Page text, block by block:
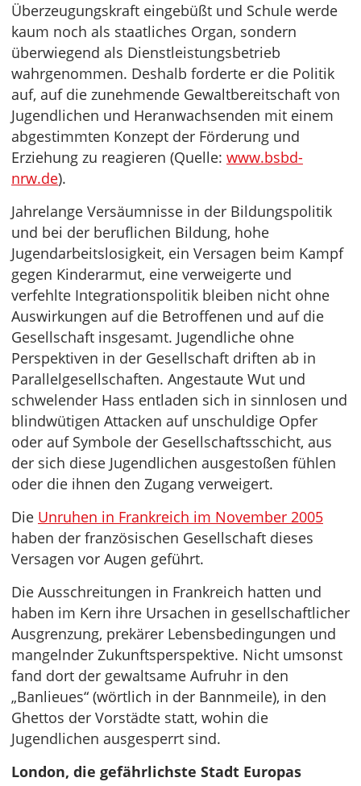
Überzeugungskraft eingebüßt und Schule werde
kaum noch als staatliches Organ, sondern
überwiegend als Dienstleistungsbetrieb
wahrgenommen. Deshalb forderte er die Politik
auf, auf die zunehmende Gewaltbereitschaft von
Jugendlichen und Heranwachsenden mit einem
abgestimmten Konzept der Förderung und
Erziehung zu reagieren (Quelle: www.bsbd-
nrw.de).
Jahrelange Versäumnisse in der Bildungspolitik
und bei der beruflichen Bildung, hohe
Jugendarbeitslosigkeit, ein Versagen beim Kampf
gegen Kinderarmut, eine verweigerte und
verfehlte Integrationspolitik bleiben nicht ohne
Auswirkungen auf die Betroffenen und auf die
Gesellschaft insgesamt. Jugendliche ohne
Perspektiven in der Gesellschaft driften ab in
Parallelgesellschaften. Angestaute Wut und
schwelender Hass entladen sich in sinnlosen und
blindwütigen Attacken auf unschuldige Opfer
oder auf Symbole der Gesellschaftsschicht, aus
der sich diese Jugendlichen ausgestoßen fühlen
oder die ihnen den Zugang verweigert.
Die Unruhen in Frankreich im November 2005
haben der französischen Gesellschaft dieses
Versagen vor Augen geführt.
Die Ausschreitungen in Frankreich hatten und
haben im Kern ihre Ursachen in gesellschaftlicher
Ausgrenzung, prekärer Lebensbedingungen und
mangelnder Zukunftsperspektive. Nicht umsonst
fand dort der gewaltsame Aufruhr in den
„Banlieues“ (wörtlich in der Bannmeile), in den
Ghettos der Vorstädte statt, wohin die
Jugendlichen ausgesperrt sind.
London, die gefährlichste Stadt Europas